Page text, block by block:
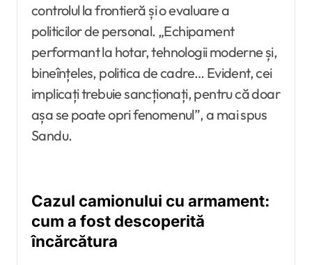
controlul la frontieră și o evaluare a
politicilor de personal. „Echipament
performant la hotar, tehnologii moderne și,
bineînțeles, politica de cadre… Evident, cei
implicați trebuie sancționați, pentru că doar
așa se poate opri fenomenul”, a mai spus
Sandu.
Cazul camionului cu armament:
cum a fost descoperită
încărcătura